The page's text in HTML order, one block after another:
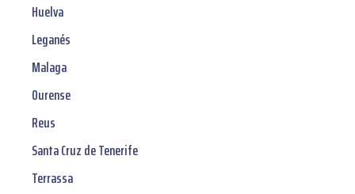
Huelva
Leganés
Malaga
Ourense
Reus
Santa Cruz de Tenerife
Terrassa